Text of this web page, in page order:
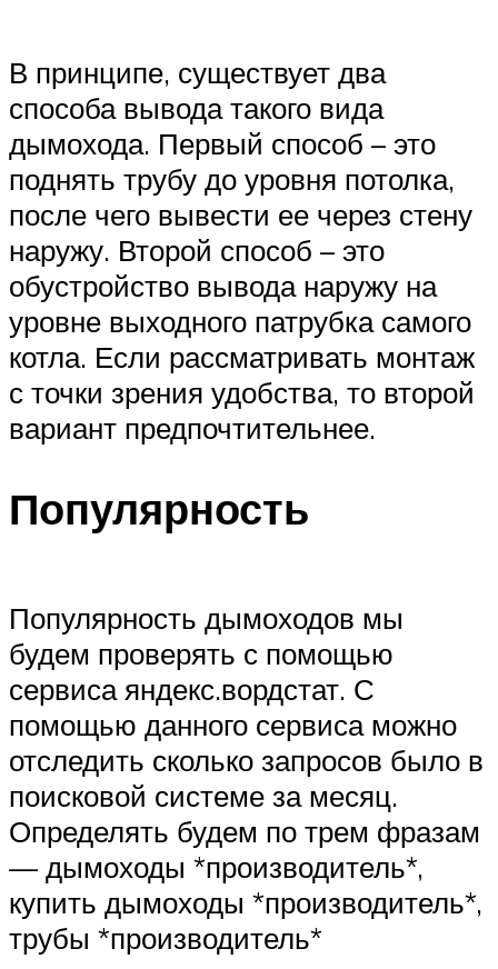
В принципе, существует два
способа вывода такого вида
дымохода. Первый способ – это
поднять трубу до уровня потолка,
после чего вывести ее через стену
наружу. Второй способ – это
обустройство вывода наружу на
уровне выходного патрубка самого
котла. Если рассматривать монтаж
с точки зрения удобства, то второй
вариант предпочтительнее.
Популярность
Популярность дымоходов мы
будем проверять с помощью
сервиса яндекс.вордстат. С
помощью данного сервиса можно
отследить сколько запросов было в
поисковой системе за месяц.
Определять будем по трем фразам
— дымоходы *производитель*,
купить дымоходы *производитель*,
трубы *производитель*